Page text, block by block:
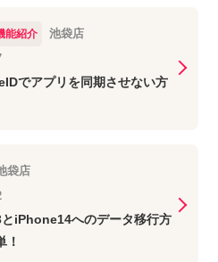
能紹介
池袋店
でアプリを同期させない方
袋店
iPhone14へのデータ移行方
！